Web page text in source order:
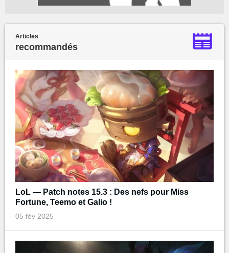
Articles
recommandés
LoL — Patch notes 15.3 : Des nefs pour Miss
Fortune, Teemo et Galio !
05 fév 2025